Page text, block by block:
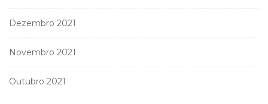
Dezembro 2021
Novembro 2021
Outubro 2021